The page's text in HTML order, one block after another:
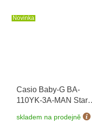
Novinka
Casio Baby-G BA-
110YK-3A-MAN Star
Wars Special Edition
možnost výměny do 90
skladem na prodejně